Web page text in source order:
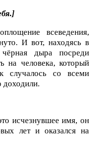
всеведения,
И вот, находясь в
чёрная дыра посреди
на человека, который
случалось со всеми
доходили.
исчезнувшее имя, он
лет и оказался на